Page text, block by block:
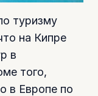
туризму
на Кипре
в
того,
в Европе по